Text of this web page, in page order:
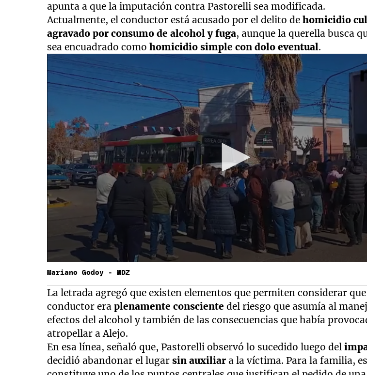
apunta a que la imputación contra Pastorelli sea modificada.
Actualmente, el conductor está acusado por el delito dehomicidio
agravado por consumo de alcohol y fuga, aunque la querella busca
sea encuadrado comohomicidio simple con dolo eventual.
Mariano Godoy - MDZ
La letrada agregó que existen elementos que permiten considerar
conductor eraplenamente conscientedel riesgo que asumía al
efectos del alcohol y también de las consecuencias que había
atropellar a Alejo.
En esa línea, señaló que, Pastorelli observó lo sucedido luego del
decidió abandonar el lugarsin auxiliar a la víctima. Para la familia,